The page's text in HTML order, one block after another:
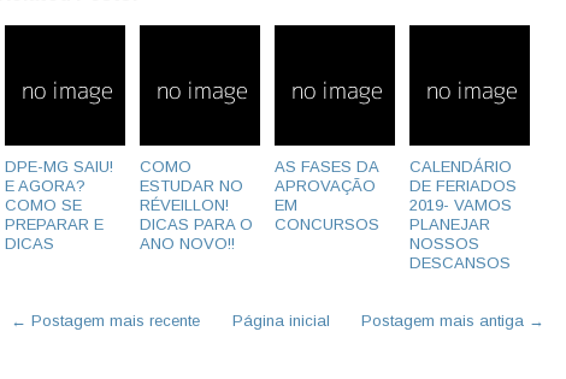
DPE-MG SAIU!
E AGORA?
COMO SE
PREPARAR E
DICAS
COMO
ESTUDAR NO
RÉVEILLON!
DICAS PARA O
ANO NOVO!!
AS FASES DA
APROVAÇÃO
EM
CONCURSOS
CALENDÁRIO
DE FERIADOS
2019- VAMOS
PLANEJAR
NOSSOS
DESCANSOS
← Postagem mais recente Postagem mais antiga →
Página inicial